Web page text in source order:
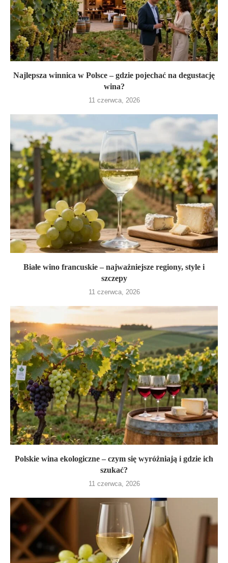
Najlepsza winnica w Polsce – gdzie pojechać na degustację
wina?
11 czerwca, 2026
Białe wino francuskie – najważniejsze regiony, style i
szczepy
11 czerwca, 2026
Polskie wina ekologiczne – czym się wyróżniają i gdzie ich
szukać?
11 czerwca, 2026